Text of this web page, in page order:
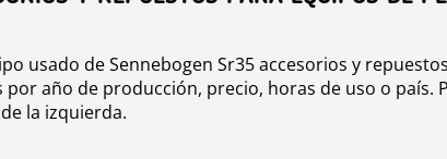
usado de Sennebogen Sr35 accesorios y
año de producción, precio, horas de uso o país.
la izquierda.